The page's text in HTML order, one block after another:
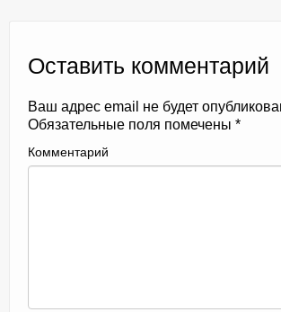
Оставить комментарий
Ваш адрес email не будет
Обязательные поля помечены *
Комментарий